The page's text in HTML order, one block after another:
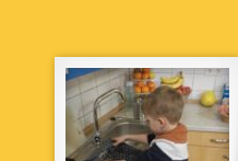
Bewegung
Gesunde